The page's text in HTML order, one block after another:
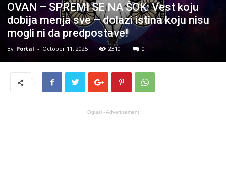
OVAN – SPREMI SE NA ŠOK: Vest koju
dobija menja sve – dolazi istina koju nisu
mogli ni da predpostave!
By Portal - October 11, 2025 2310 0
Oglasi - Advertisement